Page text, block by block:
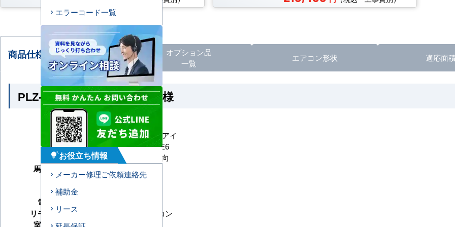
商品仕様・比較される商品 オプション品
一覧
エアコン形状 適応面
PLZ-ERMP63SLE6 の商品仕様
メーカー
三菱電機
シリーズ
スリムER ムーブアイ
型番
PLZ-ERMP63SLE6
形状
天井カセット2方向
馬力（能力）
2.5馬力
冷房能力
暖房能力
電源タイプ
リモコンタイプ
ワイヤードリモコン
室内機サイズ
エラーコード一覧
tips_and_updatesお役立ち情報
メーカー修理ご依頼連絡先
補助金
リース